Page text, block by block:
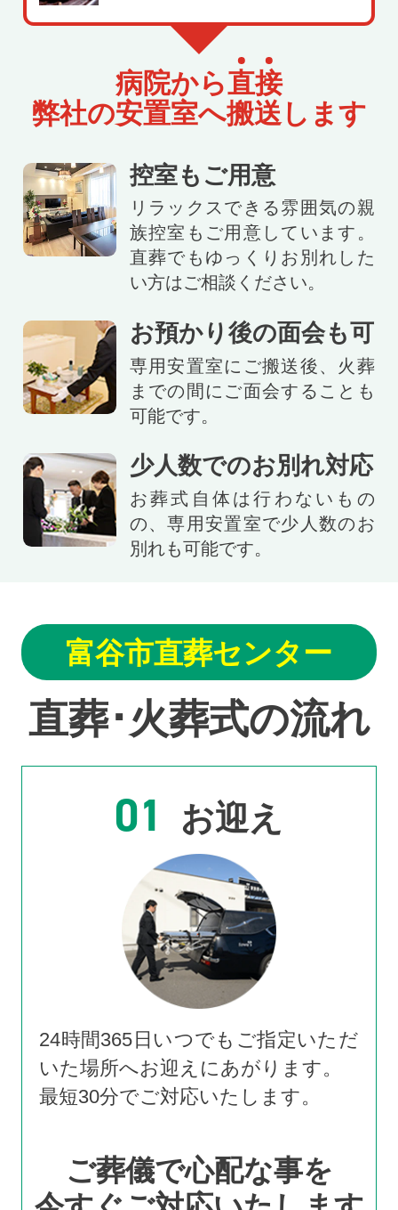
病院から直接
弊社の安置室へ搬送します
控室もご用意
リラックスできる雰囲気の親
族控室もご用意しています。
直葬でもゆっくりお別れした
い方はご相談ください。
お預かり後の面会も可
専用安置室にご搬送後、火葬
までの間にご面会することも
可能です。
少人数でのお別れ対応
お葬式自体は行わないもの
の、専用安置室で少人数のお
別れも可能です。
富谷市直葬センター
直葬･火葬式の流れ
01 お迎え
24時間365日いつでもご指定いただ
いた場所へお迎えにあがります。
最短30分でご対応いたします。
ご葬儀で心配な事を